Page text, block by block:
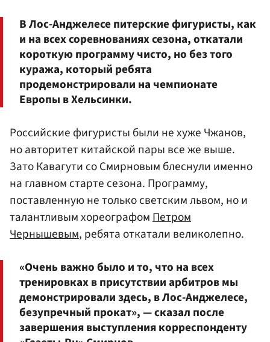
В Лос-Анджелесе питерские фигуристы, как
и на всех соревнованиях сезона, откатали
короткую программу чисто, но без того
куража, который ребята
продемонстрировали на чемпионате
Европы в Хельсинки.
Российские фигуристы были не хуже Чжанов,
но авторитет китайской пары все же выше.
Зато Кавагути со Смирновым блеснули именно
на главном старте сезона. Программу,
поставленную не только светским львом, но и
талантливым хореографомПетром
Чернышевым, ребята откатали великолепно.
«Очень важно было и то, что на всех
тренировках в присутствии арбитров мы
демонстрировали здесь, в Лос-Анджелесе,
безупречный прокат», — сказал после
завершения выступления корреспонденту